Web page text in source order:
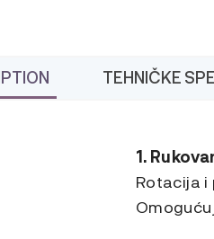
TEHNIČKE
1.
Rotacija